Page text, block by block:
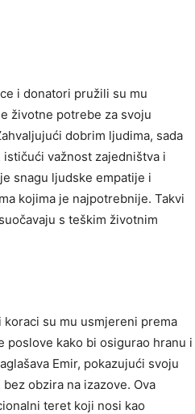
i donatori pružili su mu
životne potrebe za svoju
dobrim ljudima, sada
ističući važnost zajedništva i
snagu ljudske empatije i
kojima je najpotrebnije. Takvi
s teškim životnim
su mu usmjereni prema
poslove kako bi osigurao hranu i
Emir, pokazujući svoju
obzira na izazove. Ova
teret koji nosi kao